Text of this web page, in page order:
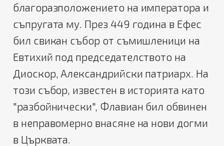
благоразположението на императора и
съпругата му. През 449 година в Ефес
бил свикан събор от съмишленици на
Евтихий под председателството на
Диоскор, Александрийски патриарх. На
този събор, известен в историята като
"разбойнически", Флавиан бил обвинен
в неправомерно внасяне на нови догми
в Църквата.